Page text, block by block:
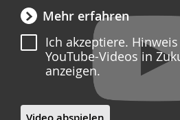
Mehr erfahren
Ich akzeptiere.
YouTube-Videos in
anzeigen.